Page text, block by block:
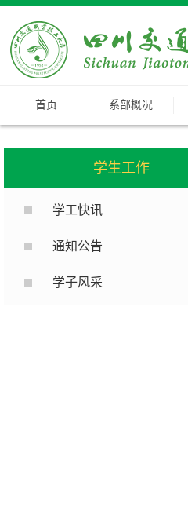
首页 系部概况
学生工作
学工快讯
通知公告
学子风采